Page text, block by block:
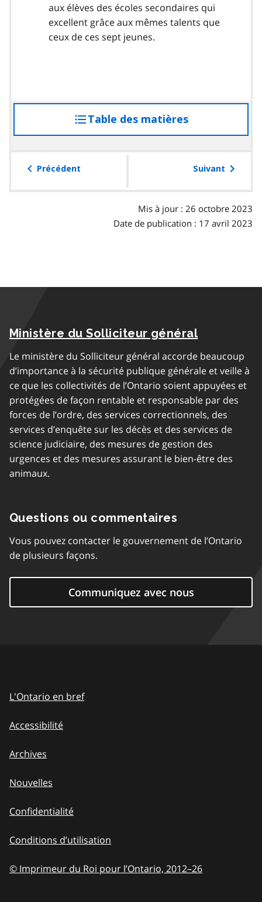
aux élèves des écoles secondaires qui
excellent grâce aux mêmes talents que
ceux de ces sept jeunes.
Table des matières
à
table
Précédent Suivant
Mis à jour : 26 octobre 2023
Date de publication : 17 avril 2023
Ministère du Solliciteur général
Le ministère du Solliciteur général accorde beaucoup
d’importance à la sécurité publique générale et veille à
ce que les collectivités de l’Ontario soient appuyées et
protégées de façon rentable et responsable par des
forces de l’ordre, des services correctionnels, des
services d’enquête sur les décès et des services de
science judiciaire, des mesures de gestion des
urgences et des mesures assurant le bien-être des
animaux.
Questions ou commentaires
Vous pouvez contacter le gouvernement de l’Ontario
de plusieurs façons.
Communiquez avec nous
L'Ontario en bref
Accessibilité
Archives
Nouvelles
Confidentialité
Conditions d’utilisation
© Imprimeur du Roi pour l’Ontario, 2012–to
26